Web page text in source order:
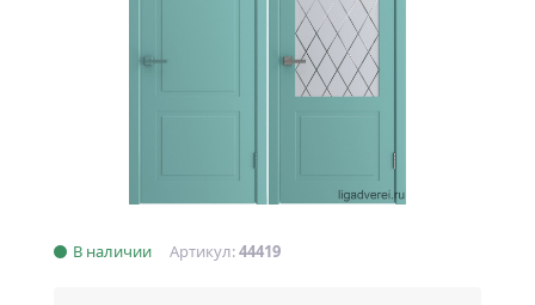
В наличии Артикул:44419